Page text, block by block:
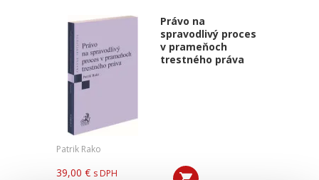
Právo na
spravodlivý proces
v prameňoch
trestného práva
Patrik Rako
39,00 € s DPH